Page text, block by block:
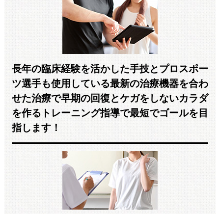
長年の臨床経験を活かした手技とプロスポー
ツ選手も使用している最新の治療機器を合わ
せた治療で早期の回復とケガをしないカラダ
を作るトレーニング指導で最短でゴールを目
指します！